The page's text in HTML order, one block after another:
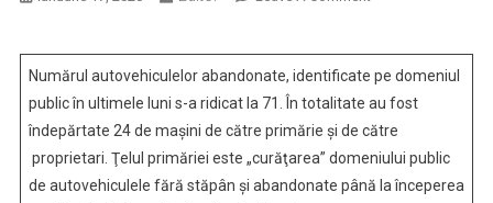
Fara
Stapan
Si
Continua
Numărul autovehiculelor abandonate, identificate pe domeniul
public în ultimele luni s-a ridicat la 71. În totalitate au fost
îndepărtate 24 de maşini de către primărie şi de către
proprietari. Ţelul primăriei este „curăţarea” domeniului public
de autovehiculele fără stăpân şi abandonate până la începerea